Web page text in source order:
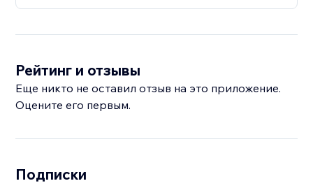
Рейтинг и отзывы
Еще никто не оставил отзыв на это приложение.
Оцените его первым.
Подписки